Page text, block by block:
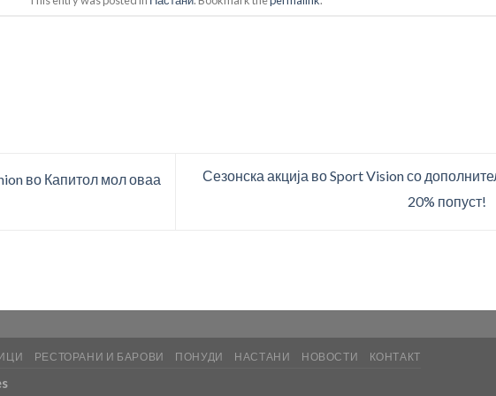
во Капитол мол оваа
Сезонска акција во Sport Vision со
20% попуст!
РЕСТОРАНИ И БАРОВИ ПОНУДИ НАСТАНИ НОВОСТИ КОНТАКТ